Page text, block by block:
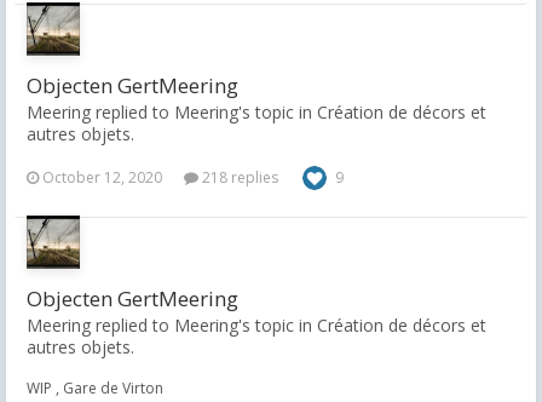
Objecten GertMeering
Meering replied to Meering's topic in Création de décors et
autres objets.
October 12, 2020 218 replies 9
Objecten GertMeering
Meering replied to Meering's topic in Création de décors et
autres objets.
WIP , Gare de Virton